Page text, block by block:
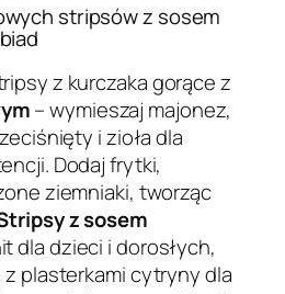
stripsów z sosem
z kurczaka gorące z
– wymieszaj majonez,
i zioła dla
Dodaj frytki,
ziemniaki, tworząc
z sosem
dla dzieci i dorosłych,
plasterkami cytryny dla